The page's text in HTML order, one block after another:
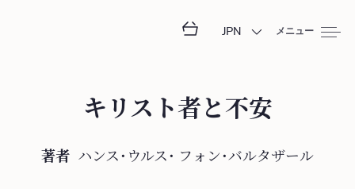
JPN メニュー
キリスト者と不安
著者 ハンス・ウルス・ フ⁠ォ⁠ン⁠・⁠バ⁠ル⁠タ⁠ザ⁠ー⁠ル